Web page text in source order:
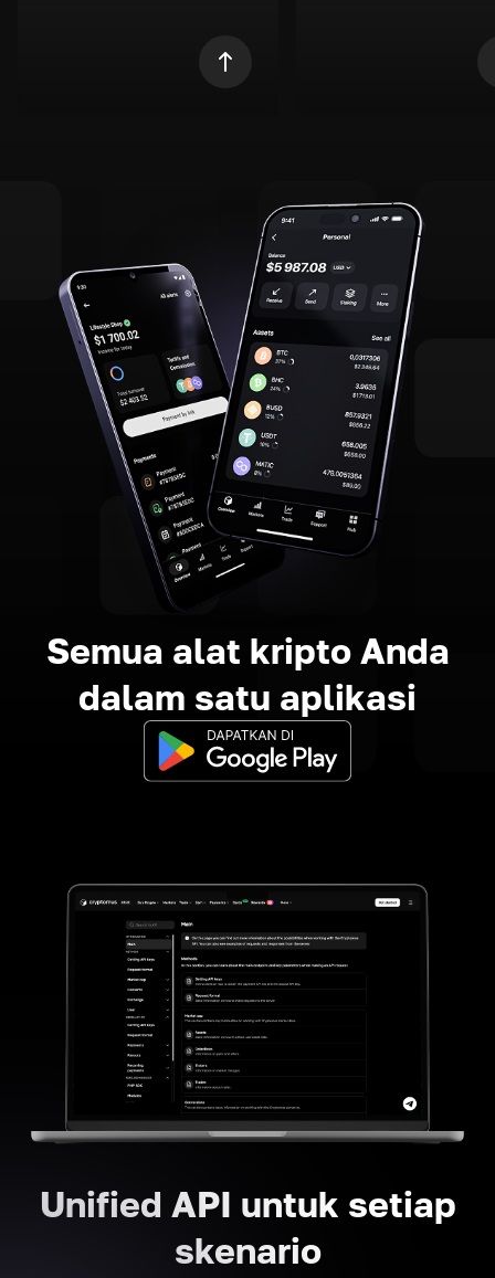
Semua alat kripto Anda
dalam satu aplikasi
Unified API untuk setiap
skenario